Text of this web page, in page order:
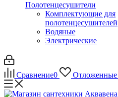
Полотенцесушители
Комплектующие для
полотенцесушителей
Водяные
Электрические
Сравнение0 Отложенные